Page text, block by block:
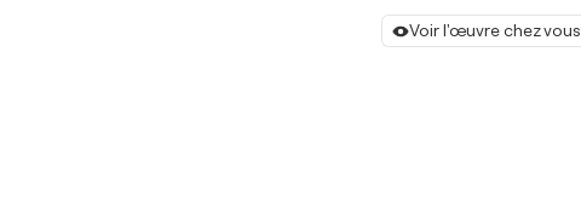
Voir l'œuvre chez vous